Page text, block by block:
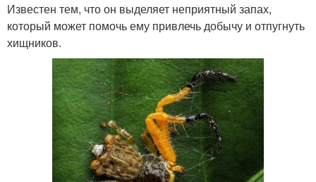
Известен тем, что он выделяет неприятный запах,
который может помочь ему привлечь добычу и отпугнуть
хищников.